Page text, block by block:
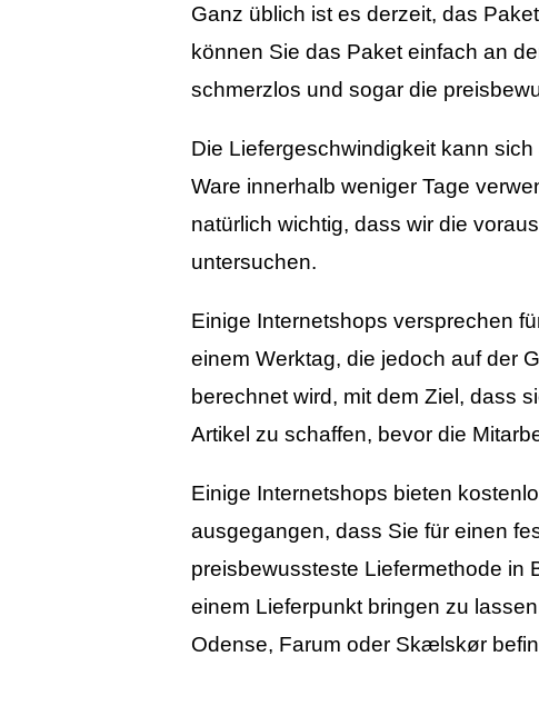
Ganz üblich ist es derzeit, das
können Sie das Paket einfach an
schmerzlos und sogar die
Die Liefergeschwindigkeit kann
Ware innerhalb weniger Tage
natürlich wichtig, dass wir die
untersuchen.
Einige Internetshops versprechen
einem Werktag, die jedoch auf der
berechnet wird, mit dem Ziel, dass
Artikel zu schaffen, bevor die
Einige Internetshops bieten
ausgegangen, dass Sie für einen
preisbewussteste Liefermethode in
einem Lieferpunkt bringen zu
Odense, Farum oder Skælskør